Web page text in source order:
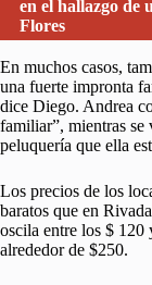
en el hallazgo de
Flores
En muchos casos,
una fuerte impronta
dice Diego. Andrea
familiar”, mientras se
peluquería que ella
Los precios de los
baratos que en
oscila entre los $ 120
alrededor de $250.